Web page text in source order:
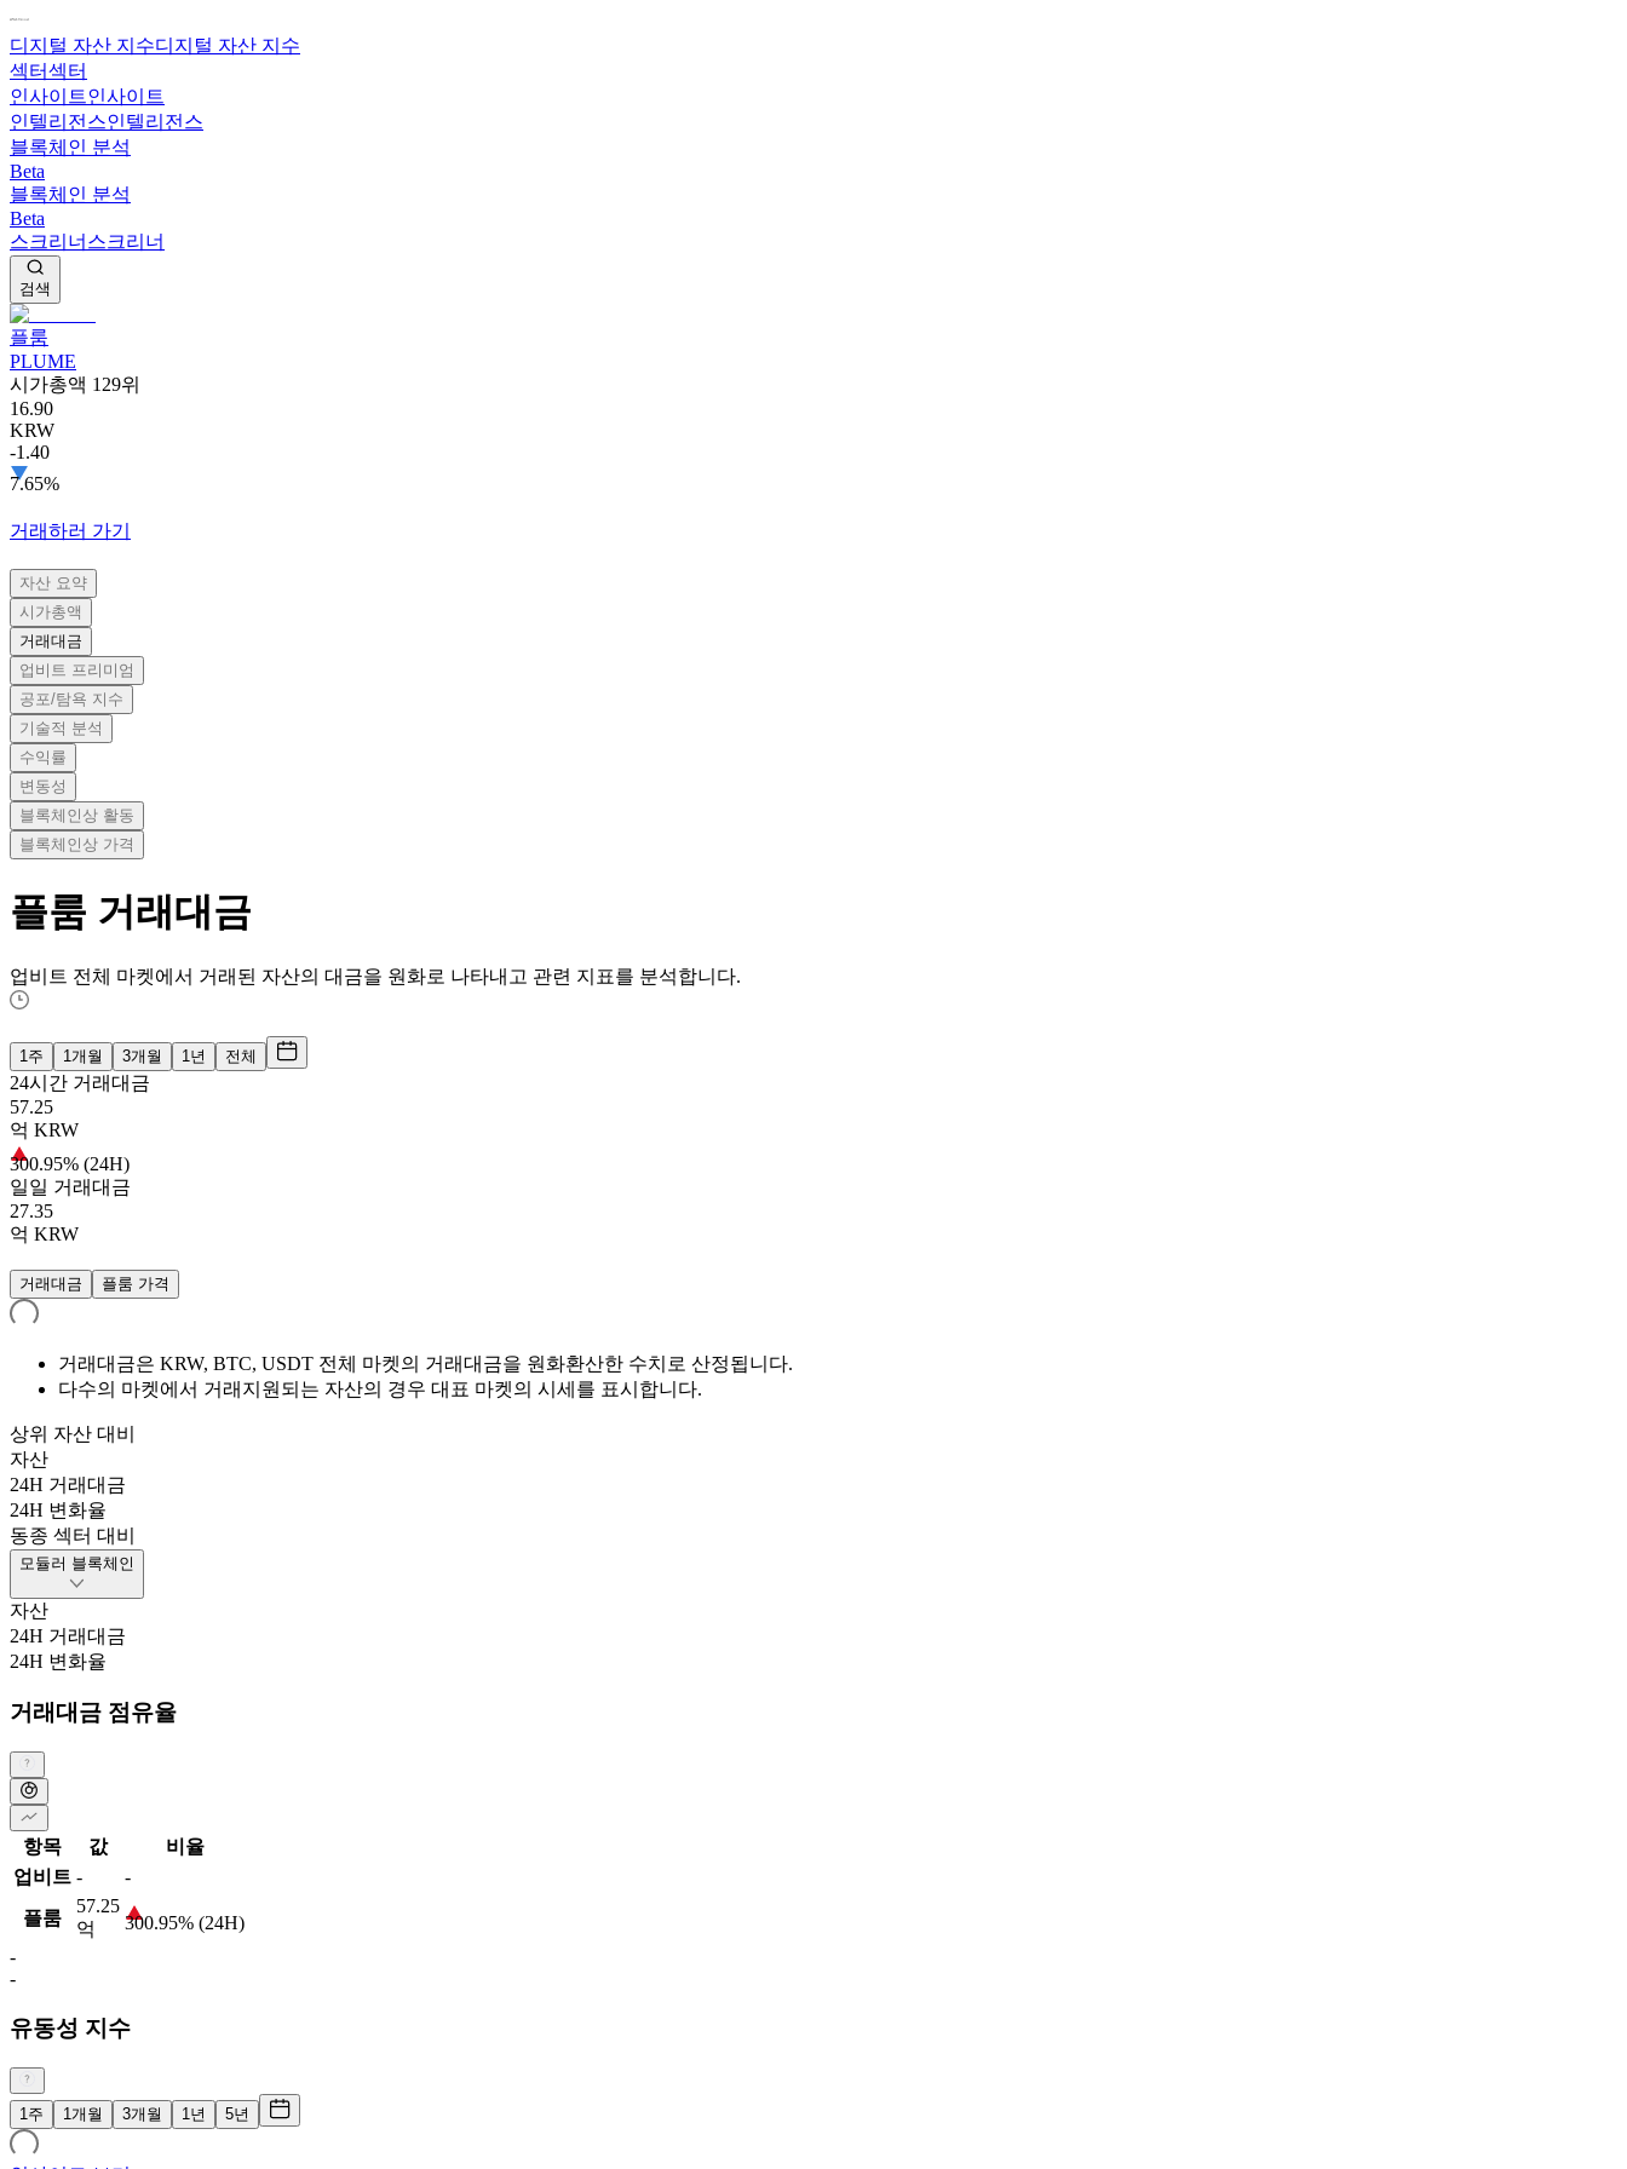
디지털 자산 지수디지털 자산 지수
섹터섹터
인사이트인사이트
인텔리전스인텔리전스
블록체인 분석
Beta
블록체인 분석
Beta
스크리너 스크리너
검색
플룸
PLUME
시가총액 129위
16.90
KRW
-1.40
7.65%
거래하러 가기
자산 요약
시가총액
거래대금
업비트 프리미엄
공포/탐욕 지수
기술적 분석
수익률
변동성
블록체인상 활동
블록체인상 가격
플룸 거래대금
업비트 전체 마켓에서 거래된 자산의 대금을 원화로 나타내고 관련 지표를 분석합니다.
1주 1개월 3개월 1년 전체
24시간 거래대금
57.25
억 KRW
300.95% (24H)
일일 거래대금
27.35
억 KRW
거래대금 플룸 가격
거래대금은 KRW, BTC, USDT 전체 마켓의 거래대금을 원화환산한 수치로 산정됩니다.
다수의 마켓에서 거래지원되는 자산의 경우 대표 마켓의 시세를 표시합니다.
상위 자산 대비
자산
24H 거래대금
24H 변화율
동종 섹터 대비
모듈러 블록체인
자산
24H 거래대금
24H 변화율
거래대금 점유율
항목 값
비율
업비트 -
-
플룸
57.25
억
300.95% (24H)
-
-
유동성 지수
1주 1개월 3개월 1년 5년